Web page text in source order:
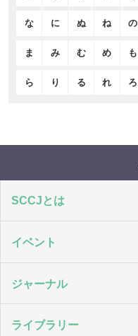
な に ぬ ね の
ま み む め も
ら り る れ ろ
SCCJとは
イベント
ジャーナル
ライブラリー